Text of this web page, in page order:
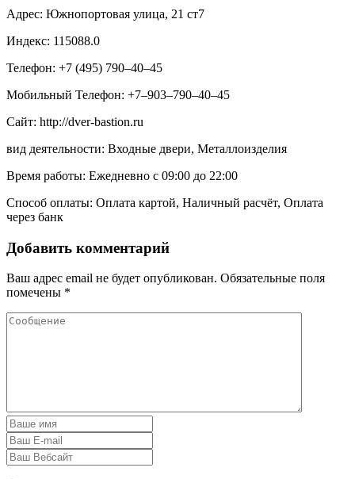
Адрес: Южнопортовая улица, 21 ст7
Индекс: 115088.0
Телефон: +7 (495) 790‒40‒45
Мобильный Телефон: +7‒903‒790‒40‒45
Сайт: http://dver-bastion.ru
вид деятельности: Входные двери, Металлоизделия
Время работы: Ежедневно с 09:00 до 22:00
Способ оплаты: Оплата картой, Наличный расчёт, Оплата
через банк
Добавить комментарий
Ваш адрес email не будет опубликован. Обязательные поля
помечены *